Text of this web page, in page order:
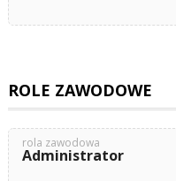
ROLE ZAWODOWE
rola zawodowa
Administrator